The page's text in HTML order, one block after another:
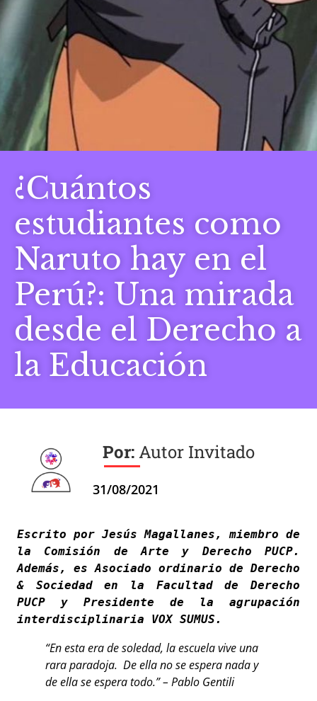
¿Cuántos
estudiantes como
Naruto hay en el
Perú?: Una mirada
desde el Derecho a
la Educación
Autor Invitado
Escrito por Jesús Magallanes, miembro de
la Comisión de Arte y Derecho PUCP.
Además, es Asociado ordinario de Derecho
& Sociedad en la Facultad de Derecho
PUCP y Presidente de la agrupación
interdisciplinaria VOX SUMUS.
“En esta era de soledad, la escuela vive una
rara paradoja. De ella no se espera nada y
de ella se espera todo.” – Pablo Gentili
31/08/2021